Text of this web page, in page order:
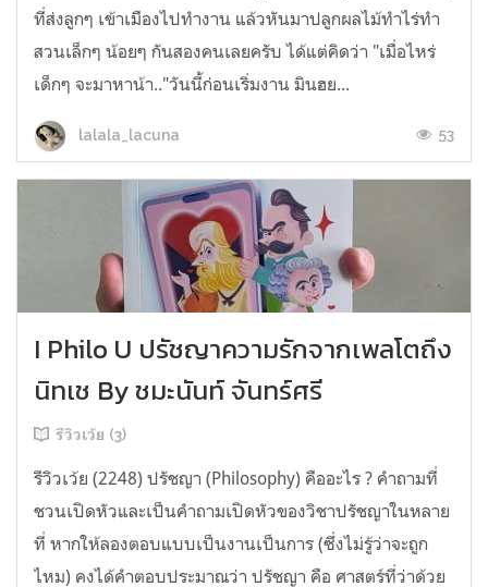
ที่ส่งลูกๆ เข้าเมืองไปทำงาน แล้วหันมาปลูกผลไม้ทำไร่ทำ
สวนเล็กๆ น้อยๆ กันสองคนเลยครับ ได้แต่คิดว่า "เมื่อไหร่
เด็กๆ จะมาหาน้า.."วันนี้ก่อนเริ่มงาน มินฮย...
lalala_lacuna 53
I Philo U ปรัชญาความรักจากเพลโตถึง
นิทเช By ชมะนันท์ จันทร์ศรี
รีวิวเว้ย (3)
รีวิวเว้ย (2248) ปรัชญา (Philosophy) คืออะไร ? คำถามที่
ชวนเปิดหัวและเป็นคำถามเปิดหัวของวิชาปรัชญาในหลาย
ที่ หากให้ลองตอบแบบเป็นงานเป็นการ (ซึ่งไม่รู้ว่าจะถูก
ไหม) คงได้คำตอบประมาณว่า ปรัชญา คือ ศาสตร์ที่ว่าด้วย